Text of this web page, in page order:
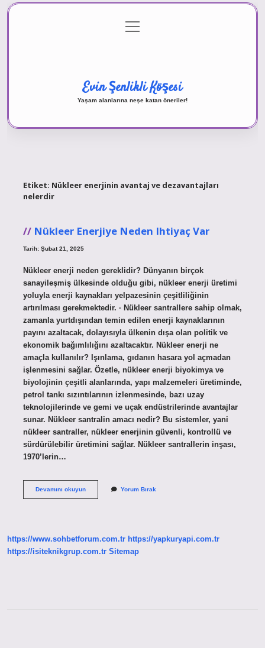
Gizlilik Politikası
menüyü
aç
Evin Şenlikli Köşesi
Yaşam alanlarına neşe katan öneriler!
Etiket: Nükleer enerjinin avantaj ve dezavantajları
nelerdir
Nükleer Enerjiye Neden Ihtiyaç Var
Tarih: Şubat 21, 2025
Nükleer enerji neden gereklidir? Dünyanın birçok
sanayileşmiş ülkesinde olduğu gibi, nükleer enerji üretimi
yoluyla enerji kaynakları yelpazesinin çeşitliliğinin
artırılması gerekmektedir. · Nükleer santrallere sahip olmak,
zamanla yurtdışından temin edilen enerji kaynaklarının
payını azaltacak, dolayısıyla ülkenin dışa olan politik ve
ekonomik bağımlılığını azaltacaktır. Nükleer enerji ne
amaçla kullanılır? Işınlama, gıdanın hasara yol açmadan
işlenmesini sağlar. Özetle, nükleer enerji biyokimya ve
biyolojinin çeşitli alanlarında, yapı malzemeleri üretiminde,
petrol tankı sızıntılarının izlenmesinde, bazı uzay
teknolojilerinde ve gemi ve uçak endüstrilerinde avantajlar
sunar. Nükleer santralin amacı nedir? Bu sistemler, yani
nükleer santraller, nükleer enerjinin güvenli, kontrollü ve
sürdürülebilir üretimini sağlar. Nükleer santrallerin inşası,
1970’lerin…
Devamını okuyunNükleer
Yorum Bırak
https://www.sohbetforum.com.tr https://yapkuryapi.com.tr
https://isiteknikgrup.com.tr Sitemap